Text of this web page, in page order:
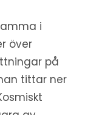
i
över
på
tittar ner